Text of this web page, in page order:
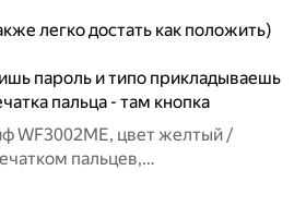
легко достать как положить)
пароль и типо прикладываешь
пальца - там кнопка
WF3002ME, цвет желтый /
пальцев,
свет / копилка для денег